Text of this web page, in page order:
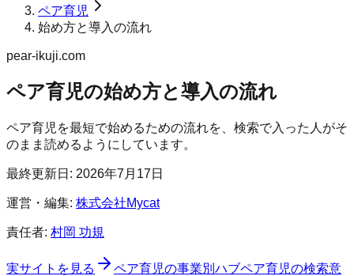
ペア育児
始め方と導入の流れ
pear-ikuji.com
ペア育児の始め方と導入の流れ
ペア育児を最短で始めるための流れを、検索で入った人がそ
のまま読めるようにしています。
最終更新日: 2026年7月17日
運営・編集: 株式会社Mycat
責任者: 村岡 功規
実サイトを見る ペア育児の事業別ハブペア育児の検索意